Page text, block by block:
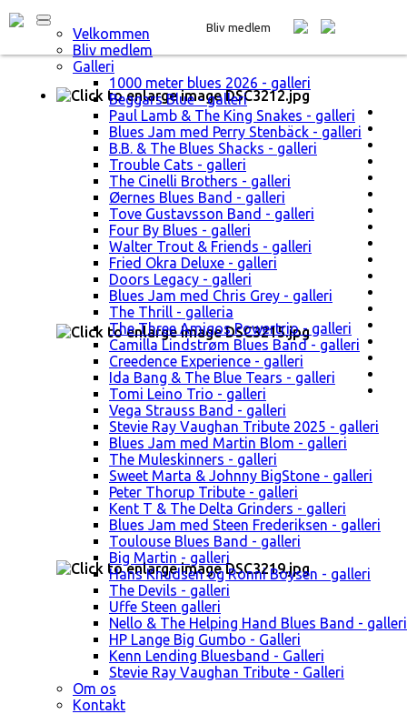
Bliv medlem
Velkommen
Bliv medlem
Galleri
1000 meter blues 2026 - galleri
Beggars Blue - galleri
Paul Lamb & The King Snakes - galleri
Blues Jam med Perry Stenbäck - galleri
B.B. & The Blues Shacks - galleri
Trouble Cats - galleri
The Cinelli Brothers - galleri
Øernes Blues Band - galleri
Tove Gustavsson Band - galleri
Four By Blues - galleri
Walter Trout & Friends - galleri
Fried Okra Deluxe - galleri
Doors Legacy - galleri
Blues Jam med Chris Grey - galleri
The Thrill - galleria
The Three Amigos Powertrio - galleri
Camilla Lindstrøm Blues Band - galleri
Creedence Experience - galleri
Ida Bang & The Blue Tears - galleri
Tomi Leino Trio - galleri
Vega Strauss Band - galleri
Stevie Ray Vaughan Tribute 2025 - galleri
Blues Jam med Martin Blom - galleri
The Muleskinners - galleri
Sweet Marta & Johnny BigStone - galleri
Peter Thorup Tribute - galleri
Kent T & The Delta Grinders - galleri
Blues Jam med Steen Frederiksen - galleri
Toulouse Blues Band - galleri
Big Martin - galleri
Hans Knudsen og Ronni Boysen - galleri
The Devils - galleri
Uffe Steen galleri
Nello & The Helping Hand Blues Band - galleri
HP Lange Big Gumbo - Galleri
Kenn Lending Bluesband - Galleri
Stevie Ray Vaughan Tribute - Galleri
Om os
Kontakt